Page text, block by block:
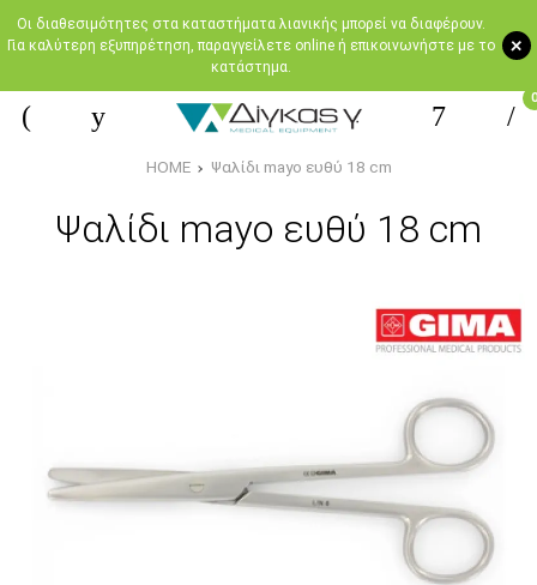
+
Oι διαθεσιμότητες στα καταστήματα λιανικής μπορεί να διαφέρουν.
Για καλύτερη εξυπηρέτηση, παραγγείλετε online ή επικοινωνήστε με το
κατάστημα.
0
HOME Ψαλίδι mayo ευθύ 18 cm
Ψαλίδι mayo ευθύ 18 cm